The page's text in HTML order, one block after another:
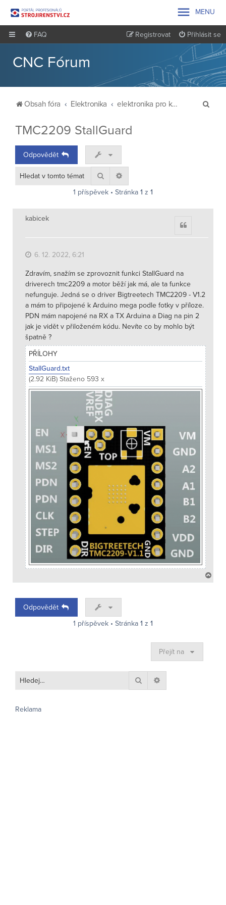
 MENU
FAQ Přihlásit se
Registrovat
CNC Fórum
Obsah fóra Elektronika elektronika pro krokove motory http://www.siliconbrain.biz/
TMC2209 StallGuard
Odpovědět
Hledat
1 příspěvek • Stránka 1 z 1
kabicek
6. 12. 2022, 6:21
Zdravím, snažím se zprovoznit funkci StallGuard na
driverech tmc2209 a motor běží jak má, ale ta funkce
nefunguje. Jedná se o driver Bigtreetech TMC2209 - V1.2
a mám to připojené k Arduino mega podle fotky v příloze.
PDN mám napojené na RX a TX Arduina a Diag na pin 2
jak je vidět v přiloženém kódu. Nevíte co by mohlo být
špatně ?
PŘÍLOHY
StallGuard.txt
(2.92 KiB) Staženo 593 x
a
Odpovědět
1 příspěvek • Stránka 1 z 1
Přejít na
Hledat
Reklama